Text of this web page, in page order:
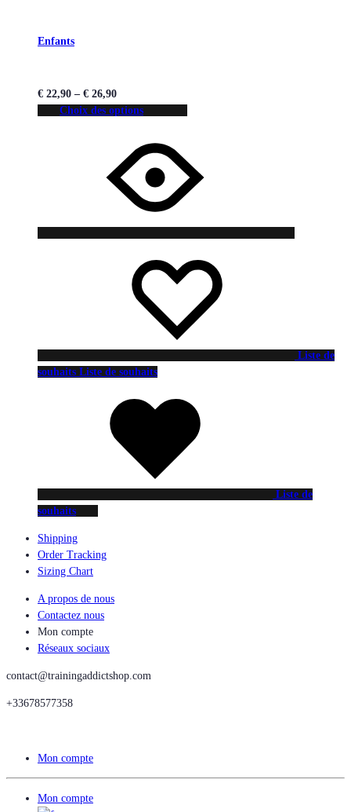
Enfants
€ 22,90 – € 26,90
Choix des options
Liste de
souhaits Liste de souhaits
Liste de
souhaits
Shipping
Order Tracking
Sizing Chart
A propos de nous
Contactez nous
Mon compte
Réseaux sociaux
contact@trainingaddictshop.com
+33678577358
Mon compte
Mon compte